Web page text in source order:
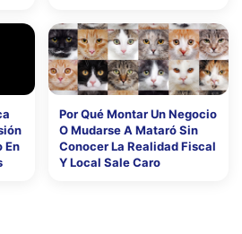
En
Por Qué Montar Un Negocio
O Mudarse A Mataró Sin
Conocer La Realidad Fiscal
Y Local Sale Caro